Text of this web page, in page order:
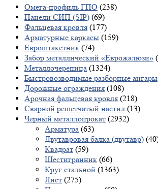
Омега-профиль ГПО (238)
Панели СИП (SIP) (69)
Фальцевая кровля (177)
Арматурные каркасы (159)
Евроштакетник (74)
Забор металлический «Еврожалюзи»
Металлочерепица (1324)
Быстровозводимые разборные ангары
Дорожные ограждения (108)
Арочная фальцевая кровля (218)
Сварной решетчатый настил (13)
Черный металлопрокат (2932)
Арматура (63)
Двутавровая балка (двутавр)
Квадрат (59)
Шестигранник (66)
Круг стальной (1363)
Лист (275)